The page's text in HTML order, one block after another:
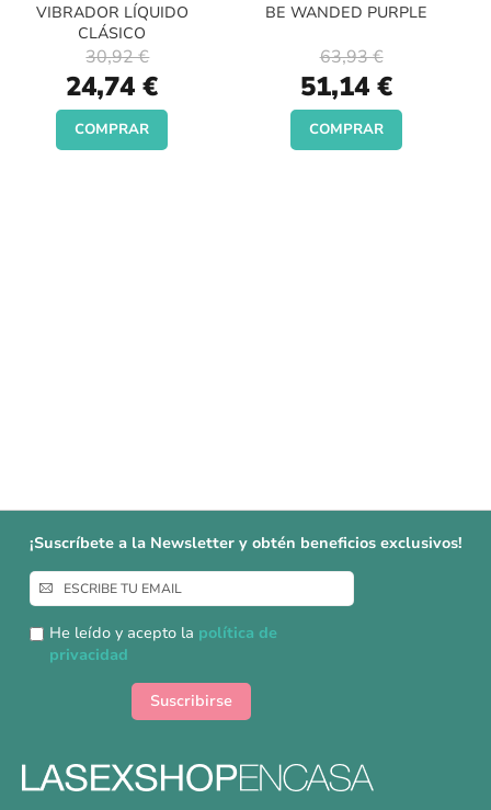
VIBRADOR LÍQUIDO
CLÁSICO
Special
Price
24,74 €
30,92 €
COMPRAR
BE WANDED PURPLE
Special
Price
51,14 €
63,93 €
COMPRAR
¡Suscríbete a la Newsletter y obtén beneficios exclusivos!
Inscríbase
a
nuestro
boletín
He leído y acepto la política de
privacidad
Suscribirse